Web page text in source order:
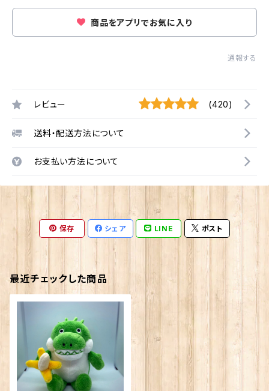
商品をアプリでお気に入り
通報する
レビュー (420)
送料・配送方法について
お支払い方法について
保存 シェア LINE ポスト
最近チェックした商品